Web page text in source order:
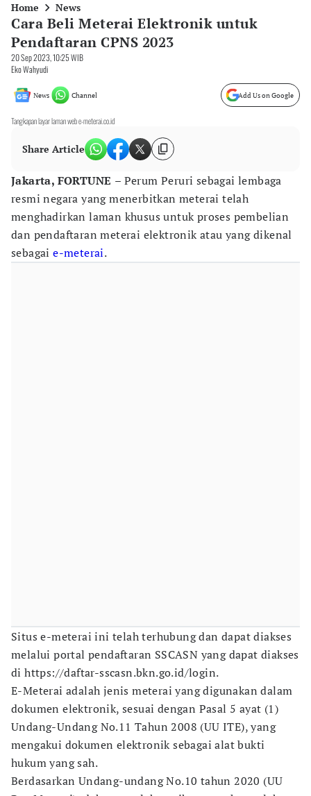
Home News
Cara Beli Meterai Elektronik untuk
Pendaftaran CPNS 2023
20 Sep 2023, 10:25 WIB
Eko Wahyudi
News Channel Add Us on Google
Tangkapan layar laman web e-meterai.co.id
Share Article
Jakarta, FORTUNE – Perum Peruri sebagai lembaga
resmi negara yang menerbitkan meterai telah
menghadirkan laman khusus untuk proses pembelian
dan pendaftaran meterai elektronik atau yang dikenal
sebagaie-meterai.
Situs e-meterai ini telah terhubung dan dapat diakses
melalui portal pendaftaran SSCASN yang dapat diakses
di https://daftar-sscasn.bkn.go.id/login.
E-Meterai adalah jenis meterai yang digunakan dalam
dokumen elektronik, sesuai dengan Pasal 5 ayat (1)
Undang-Undang No.11 Tahun 2008 (UU ITE), yang
mengakui dokumen elektronik sebagai alat bukti
hukum yang sah.
Berdasarkan Undang-undang No.10 tahun 2020 (UU